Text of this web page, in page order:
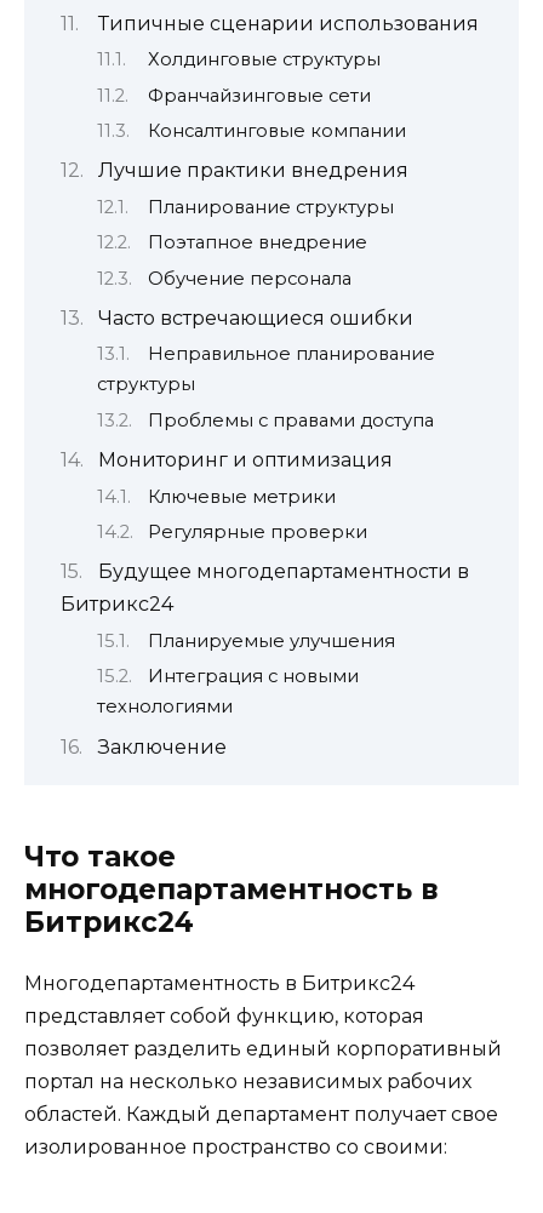
Типичные сценарии использования
Холдинговые структуры
Франчайзинговые сети
Консалтинговые компании
Лучшие практики внедрения
Планирование структуры
Поэтапное внедрение
Обучение персонала
Часто встречающиеся ошибки
Неправильное планирование
структуры
Проблемы с правами доступа
Мониторинг и оптимизация
Ключевые метрики
Регулярные проверки
Будущее многодепартаментности в
Битрикс24
Планируемые улучшения
Интеграция с новыми
технологиями
Заключение
Что такое
многодепартаментность в
Битрикс24
Многодепартаментность в Битрикс24
представляет собой функцию, которая
позволяет разделить единый корпоративный
портал на несколько независимых рабочих
областей. Каждый департамент получает свое
изолированное пространство со своими: